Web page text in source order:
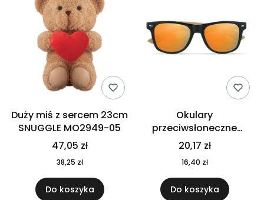
Duży miś z sercem 23cm
SNUGGLE MO2949-05
47,05 zł
38,25 zł
Do koszyka
Okulary
przeciwsłoneczne
CALIFORNIA TOUCH
MO9617-10
20,17 zł
16,40 zł
Do koszyka